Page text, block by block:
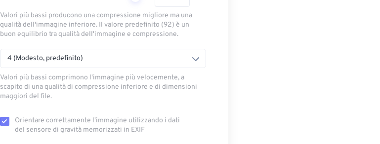
Valori più bassi producono una compressione migliore ma una
qualità dell'immagine inferiore. Il valore predefinito (92) è un
buon equilibrio tra qualità dell'immagine e compressione.
4 (Modesto, predefinito)
Valori più bassi comprimono l'immagine più velocemente, a
scapito di una qualità di compressione inferiore e di dimensioni
maggiori del file.
Orientare correttamente l'immagine utilizzando i dati
del sensore di gravità memorizzati in EXIF